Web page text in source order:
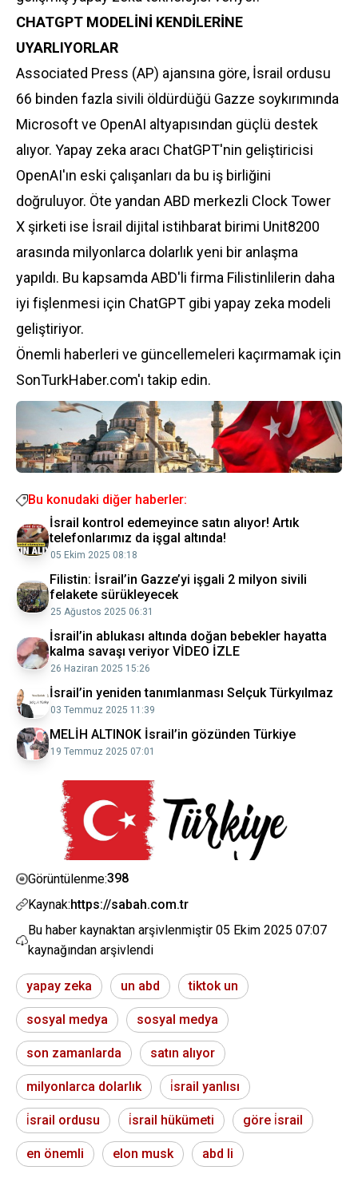
CHATGPT MODELİNİ KENDİLERİNE
UYARLIYORLAR
Associated Press (AP) ajansına göre, İsrail ordusu
66 binden fazla sivili öldürdüğü Gazze soykırımında
Microsoft ve OpenAI altyapısından güçlü destek
alıyor. Yapay zeka aracı ChatGPT'nin geliştiricisi
OpenAI'ın eski çalışanları da bu iş birliğini
doğruluyor. Öte yandan ABD merkezli Clock Tower
X şirketi ise İsrail dijital istihbarat birimi Unit8200
arasında milyonlarca dolarlık yeni bir anlaşma
yapıldı. Bu kapsamda ABD'li firma Filistinlilerin daha
iyi fişlenmesi için ChatGPT gibi yapay zeka modeli
geliştiriyor.
Önemli haberleri ve güncellemeleri kaçırmamak için
SonTurkHaber.com'ı takip edin.
Bu konudaki diğer haberler:
İsrail kontrol edemeyince satın alıyor! Artık
telefonlarımız da işgal altında!
05 Ekim 2025 08:18
Filistin: İsrail’in Gazze’yi işgali 2 milyon sivili
felakete sürükleyecek
25 Ağustos 2025 06:31
İsrail’in ablukası altında doğan bebekler hayatta
kalma savaşı veriyor VİDEO İZLE
26 Haziran 2025 15:26
İsrail’in yeniden tanımlanması Selçuk Türkyılmaz
03 Temmuz 2025 11:39
MELİH ALTINOK İsrail’in gözünden Türkiye
19 Temmuz 2025 07:01
Görüntülenme:398
Kaynak:https://sabah.com.tr
Bu haber kaynaktan arşivlenmiştir 05 Ekim 2025 07:07
kaynağından arşivlendi
yapay zeka un abd tiktok un
sosyal medya sosyal medya
son zamanlarda satın alıyor
milyonlarca dolarlık i̇srail yanlısı
i̇srail ordusu i̇srail hükümeti göre i̇srail
en önemli elon musk abd li